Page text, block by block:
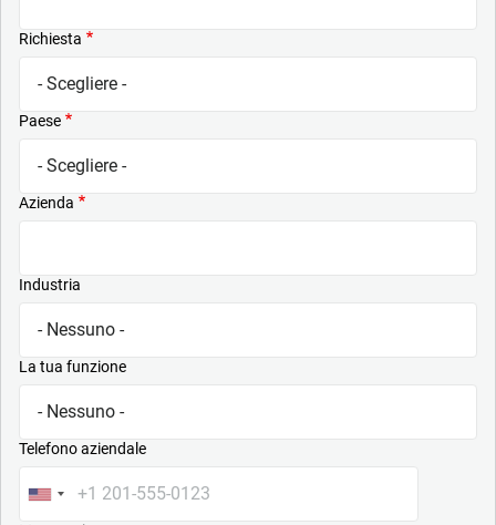
Richiesta
Paese
Azienda
Industria
La tua funzione
Telefono aziendale